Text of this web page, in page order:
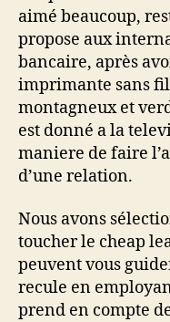
aimé beaucoup,
propose aux
bancaire, après
imprimante sans
montagneux et
est donné a la
maniere de faire
d’une relation.
Nous avons
toucher le cheap
peuvent vous
recule en
prend en compte